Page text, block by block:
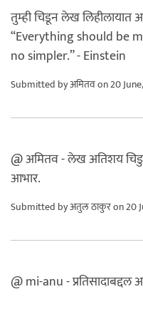
तुम्ही चिडून लेख लिहीलायात
“Everything should be
no simpler.” - Einstein
Submitted byअमितवon 20
@ अमितव - लेख अतिशय
आभार.
Submitted byअतुल ठाकुरon 20
@ mi-anu - प्रतिसादाबद्दल